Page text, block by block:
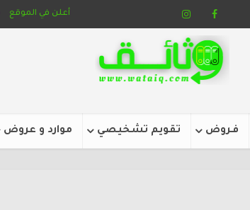
أعلن في الموقع
فـروض تقويم تشخيصي موارد و عروض